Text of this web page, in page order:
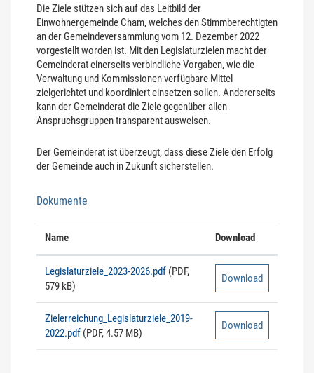
Die Ziele stützen sich auf das Leitbild der
Einwohnergemeinde Cham, welches den Stimmberechtigten
an der Gemeindeversammlung vom 12. Dezember 2022
vorgestellt worden ist. Mit den Legislaturzielen macht der
Gemeinderat einerseits verbindliche Vorgaben, wie die
Verwaltung und Kommissionen verfügbare Mittel
zielgerichtet und koordiniert einsetzen sollen. Andererseits
kann der Gemeinderat die Ziele gegenüber allen
Anspruchsgruppen transparent ausweisen.
Der Gemeinderat ist überzeugt, dass diese Ziele den Erfolg
der Gemeinde auch in Zukunft sicherstellen.
Dokumente
Name Download
Legislaturziele_2023-2026.pdf (PDF,
579 kB)
Download
Zielerreichung_Legislaturziele_2019-
2022.pdf (PDF, 4.57 MB)
Download